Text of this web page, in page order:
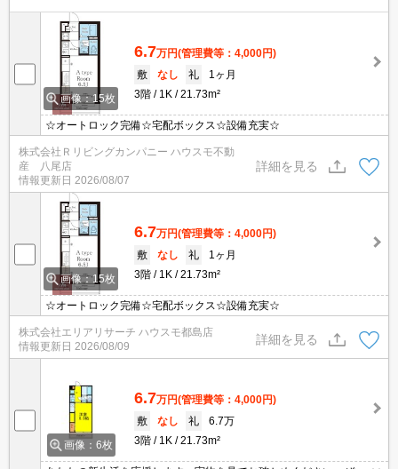
画像：15枚
6.7万円(管理費等：4,000円)
敷
なし 礼
1ヶ月
3階
1K 21.73m²
☆オートロック完備☆宅配ボックス☆設備充実☆
株式会社Ｒリビングカンパニー ハウスモ不動
産 八尾店
情報更新日 2026/08/07
詳細を見る
画像：15枚
6.7万円(管理費等：4,000円)
敷
なし 礼
1ヶ月
3階
1K 21.73m²
☆オートロック完備☆宅配ボックス☆設備充実☆
株式会社エリアリサーチ ハウスモ都島店
情報更新日 2026/08/09
詳細を見る
画像：6枚
6.7万円(管理費等：4,000円)
敷
なし 礼
6.7万
3階
1K 21.73m²